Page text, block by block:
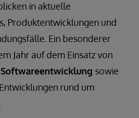
in aktuelle
Produktentwicklungen und
Ein besonderer
Jahr auf dem Einsatz von
sowie
rund um